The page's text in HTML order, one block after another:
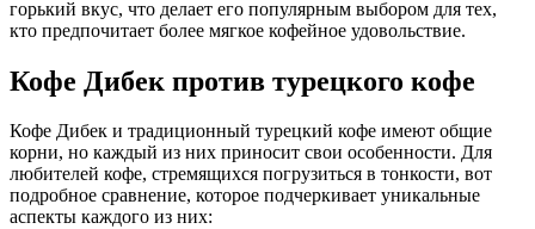
горький вкус, что делает его популярным выбором для тех,
кто предпочитает более мягкое кофейное удовольствие.
Кофе Дибек против турецкого кофе
Кофе Дибек и традиционный турецкий кофе имеют общие
корни, но каждый из них приносит свои особенности. Для
любителей кофе, стремящихся погрузиться в тонкости, вот
подробное сравнение, которое подчеркивает уникальные
аспекты каждого из них: